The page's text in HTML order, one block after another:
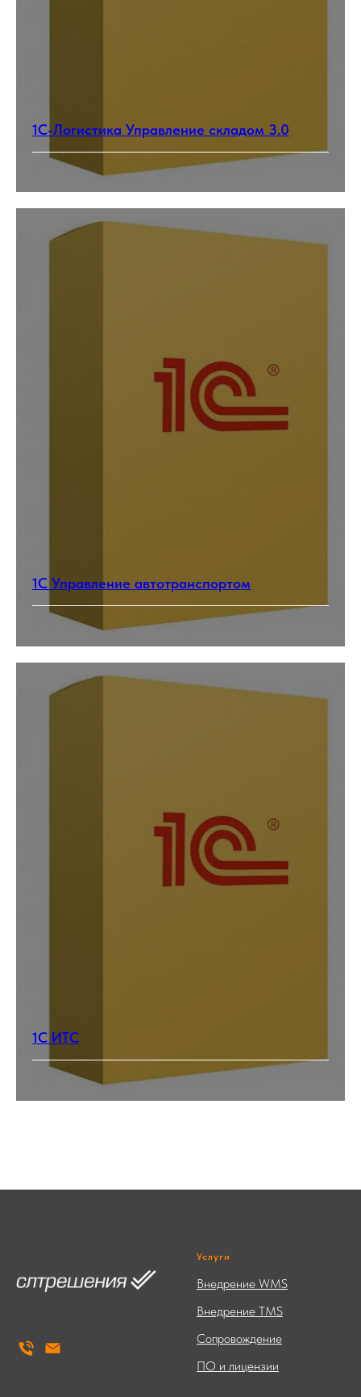
1С-Логистика Управление складом 3.0
1С Управление автотранспортом
1С ИТС
Услуги
Внедрение WMS
Внедрение TMS
Сопровождение
ПО и лицензии